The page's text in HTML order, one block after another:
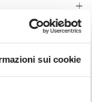
sui cookie